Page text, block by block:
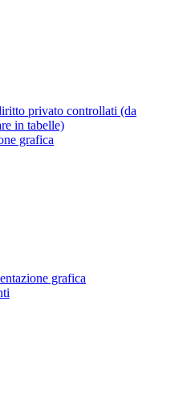
privato controllati (da
in tabelle)
grafica
grafica